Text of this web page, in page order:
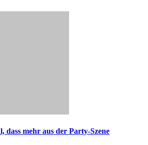
dass mehr aus der Party-Szene